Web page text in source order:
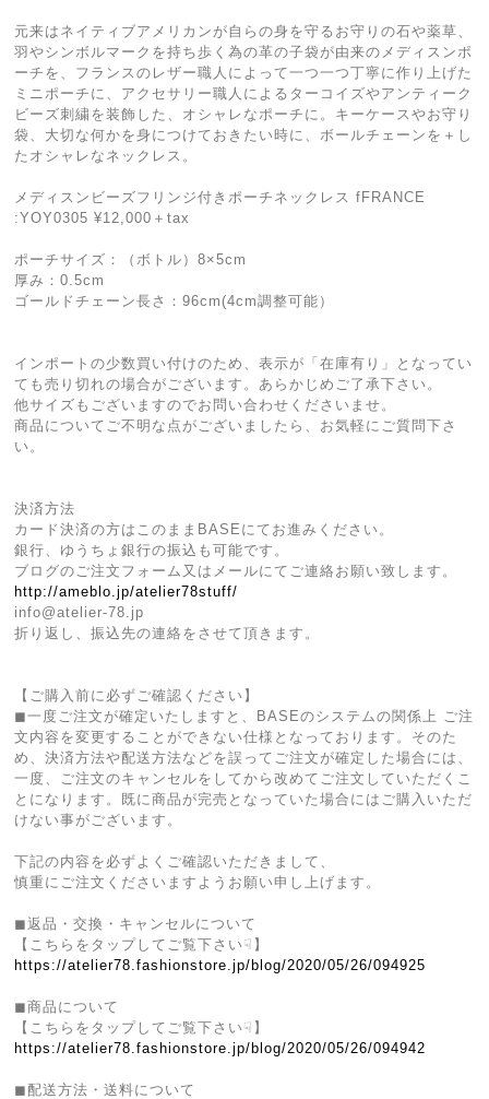
元来はネイティブアメリカンが自らの身を守るお守りの石や薬草、
羽やシンボルマークを持ち歩く為の革の子袋が由来のメディスンポ
ーチを、フランスのレザー職人によって一つ一つ丁寧に作り上げた
ミニポーチに、アクセサリー職人によるターコイズやアンティーク
ビーズ刺繍を装飾した、オシャレなポーチに。キーケースやお守り
袋、大切な何かを身につけておきたい時に、ボールチェーンを＋し
たオシャレなネックレス。
メディスンビーズフリンジ付きポーチネックレス fFRANCE
:YOY0305 ¥12,000＋tax
ポーチサイズ：（ボトル）8×5cm
厚み：0.5cm
ゴールドチェーン長さ：96cm(4cm調整可能）
インポートの少数買い付けのため、表示が「在庫有り」となってい
ても売り切れの場合がございます。あらかじめご了承下さい。
他サイズもございますのでお問い合わせくださいませ。
商品についてご不明な点がございましたら、お気軽にご質問下さ
い。
決済方法
カード決済の方はこのままBASEにてお進みください。
銀行、ゆうちょ銀行の振込も可能です。
ブログのご注文フォーム又はメールにてご連絡お願い致します。
http://ameblo.jp/atelier78stuff/
info@atelier-78.jp
折り返し、振込先の連絡をさせて頂きます。
【ご購入前に必ずご確認ください】
◼︎一度ご注文が確定いたしますと、BASEのシステムの関係上 ご注
文内容を変更することができない仕様となっております。そのた
め、決済方法や配送方法などを誤ってご注文が確定した場合には、
一度、ご注文のキャンセルをしてから改めてご注文していただくこ
とになります。既に商品が完売となっていた場合にはご購入いただ
けない事がございます。
下記の内容を必ずよくご確認いただきまして、
慎重にご注文くださいますようお願い申し上げます。
◼︎返品・交換・キャンセルについて
【こちらをタップしてご覧下さい☟】
https://atelier78.fashionstore.jp/blog/2020/05/26/094925
◼︎商品について
【こちらをタップしてご覧下さい☟】
https://atelier78.fashionstore.jp/blog/2020/05/26/094942
◼︎配送方法・送料について